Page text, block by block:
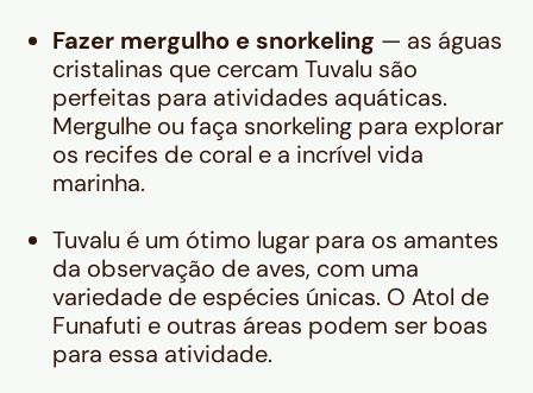
Fazer mergulho e snorkeling — as águas
cristalinas que cercam Tuvalu são
perfeitas para atividades aquáticas.
Mergulhe ou faça snorkeling para explorar
os recifes de coral e a incrível vida
marinha.
Tuvalu é um ótimo lugar para os amantes
da observação de aves, com uma
variedade de espécies únicas. O Atol de
Funafuti e outras áreas podem ser boas
para essa atividade.